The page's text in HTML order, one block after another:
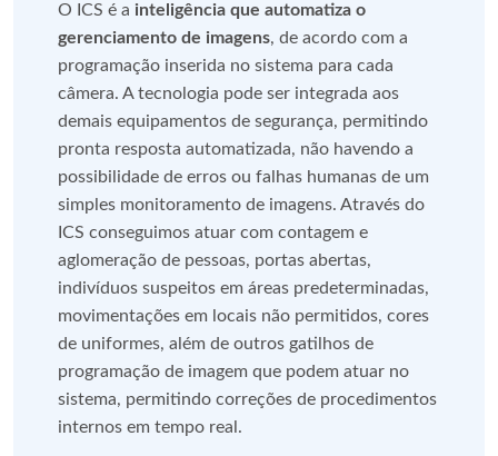
O ICS é a inteligência que automatiza o
gerenciamento de imagens, de acordo com a
programação inserida no sistema para cada
câmera. A tecnologia pode ser integrada aos
demais equipamentos de segurança, permitindo
pronta resposta automatizada, não havendo a
possibilidade de erros ou falhas humanas de um
simples monitoramento de imagens. Através do
ICS conseguimos atuar com contagem e
aglomeração de pessoas, portas abertas,
indivíduos suspeitos em áreas predeterminadas,
movimentações em locais não permitidos, cores
de uniformes, além de outros gatilhos de
programação de imagem que podem atuar no
sistema, permitindo correções de procedimentos
internos em tempo real.